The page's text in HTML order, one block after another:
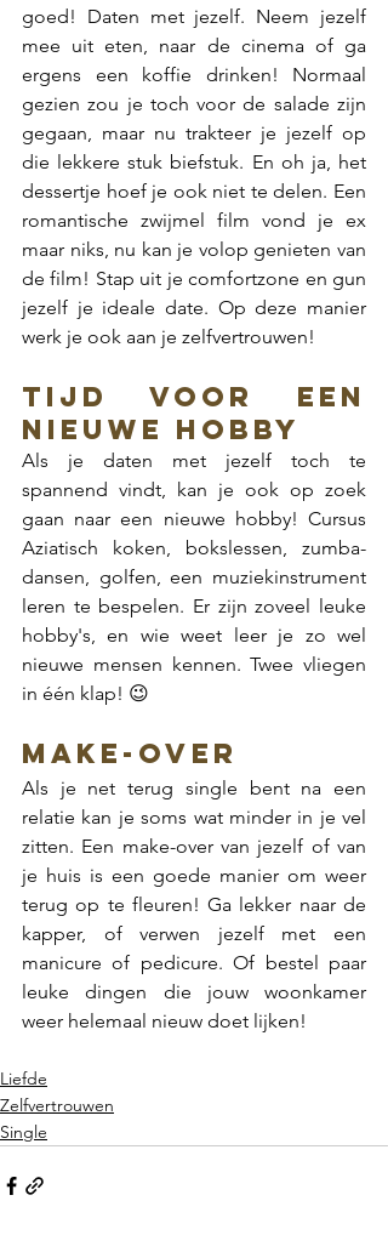
goed! Daten met jezelf. Neem jezelf
mee uit eten, naar de cinema of ga
ergens een koffie drinken! Normaal
gezien zou je toch voor de salade zijn
gegaan, maar nu trakteer je jezelf op
die lekkere stuk biefstuk. En oh ja, het
dessertje hoef je ook niet te delen. Een
romantische zwijmel film vond je ex
maar niks, nu kan je volop genieten van
de film! Stap uit je comfortzone en gun
jezelf je ideale date. Op deze manier
werk je ook aan je zelfvertrouwen!
Tijd voor een
nieuwe hobby
Als je daten met jezelf toch te
spannend vindt, kan je ook op zoek
gaan naar een nieuwe hobby! Cursus
Aziatisch koken, bokslessen, zumba-
dansen, golfen, een muziekinstrument
leren te bespelen. Er zijn zoveel leuke
hobby's, en wie weet leer je zo wel
nieuwe mensen kennen. Twee vliegen
in één klap! 😉
Make-over
Als je net terug single bent na een
relatie kan je soms wat minder in je vel
zitten. Een make-over van jezelf of van
je huis is een goede manier om weer
terug op te fleuren! Ga lekker naar de
kapper, of verwen jezelf met een
manicure of pedicure. Of bestel paar
leuke dingen die jouw woonkamer
weer helemaal nieuw doet lijken!
Liefde
Zelfvertrouwen
Single